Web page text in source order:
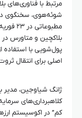
مرتبط با فناوری‌های
شوئه‌هوی، سخنگوی
بلاکچین و متاورس
پول‌شویی با
اصلی برای انتقال
ژانگ شیاوجین،
کلاهبرداری‌های
کم” در اکوسیستم